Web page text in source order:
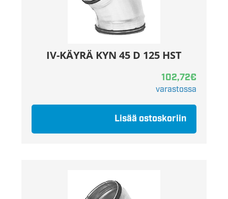
IV-KÄYRÄ KYN 45 D 125 HST
102,72€
varastossa
Lisää ostoskoriin